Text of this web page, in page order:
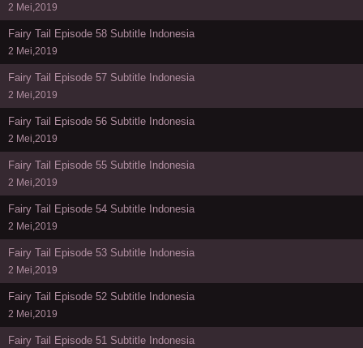
2 Mei,2019
Fairy Tail Episode 58 Subtitle Indonesia
2 Mei,2019
Fairy Tail Episode 57 Subtitle Indonesia
2 Mei,2019
Fairy Tail Episode 56 Subtitle Indonesia
2 Mei,2019
Fairy Tail Episode 55 Subtitle Indonesia
2 Mei,2019
Fairy Tail Episode 54 Subtitle Indonesia
2 Mei,2019
Fairy Tail Episode 53 Subtitle Indonesia
2 Mei,2019
Fairy Tail Episode 52 Subtitle Indonesia
2 Mei,2019
Fairy Tail Episode 51 Subtitle Indonesia